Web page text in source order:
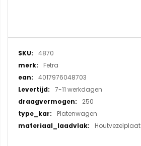
Meer
informatie
4870
Fetra
4017976048703
7-11 werkdagen
250
Platenwagen
Houtvezelplaat